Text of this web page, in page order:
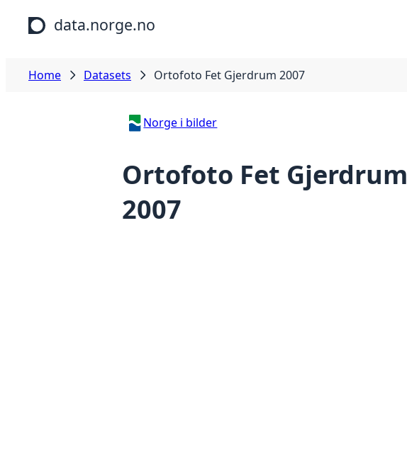
Skip to main content
data.norge.no
Home Datasets Ortofoto Fet Gjerdrum 2007
Norge i bilder
Ortofoto Fet Gjerdrum
2007